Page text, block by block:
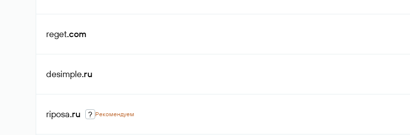
reget.com
desimple.ru
riposa.ru ? Рекомендуем